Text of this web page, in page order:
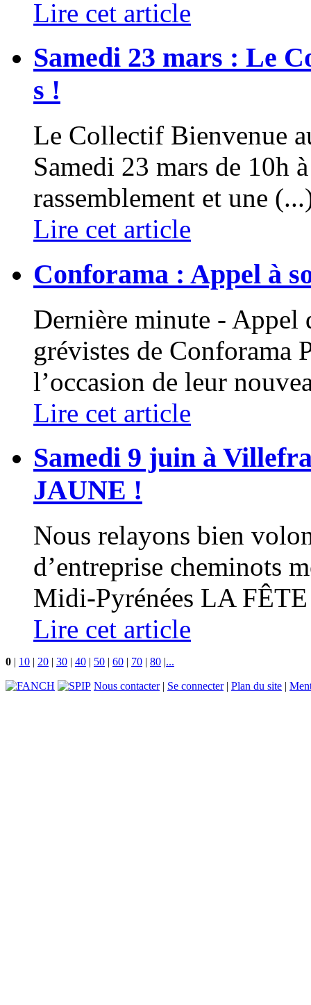
Lire cet article
Samedi 23 mars : Le
s !
Le Collectif Bienvenue
Samedi 23 mars de 10h
rassemblement et une
Lire cet article
Conforama : Appel à
Dernière minute - Appel
grévistes de Conforama
l’occasion de leur
Lire cet article
Samedi 9 juin à
JAUNE !
Nous relayons bien
d’entreprise cheminots
Midi-Pyrénées LA
Lire cet article
0 | 10 | 20 | 30 | 40 | 50 | 60 | 70 | 80 |...
Nous contacter| Se connecter| Plan du site |